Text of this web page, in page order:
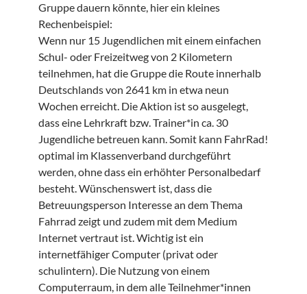
Gruppe dauern könnte, hier ein kleines
Rechenbeispiel:
Wenn nur 15 Jugendlichen mit einem einfachen
Schul- oder Freizeitweg von 2 Kilometern
teilnehmen, hat die Gruppe die Route innerhalb
Deutschlands von 2641 km in etwa neun
Wochen erreicht. Die Aktion ist so ausgelegt,
dass eine Lehrkraft bzw. Trainer*in ca. 30
Jugendliche betreuen kann. Somit kann FahrRad!
optimal im Klassenverband durchgeführt
werden, ohne dass ein erhöhter Personalbedarf
besteht. Wünschenswert ist, dass die
Betreuungsperson Interesse an dem Thema
Fahrrad zeigt und zudem mit dem Medium
Internet vertraut ist. Wichtig ist ein
internetfähiger Computer (privat oder
schulintern). Die Nutzung von einem
Computerraum, in dem alle Teilnehmer*innen